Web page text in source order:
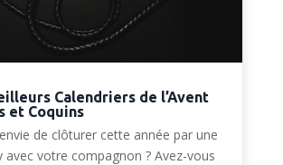
Calendriers de l’Avent
et Coquins
de clôturer cette année par une
avec votre compagnon ? Avez-vous